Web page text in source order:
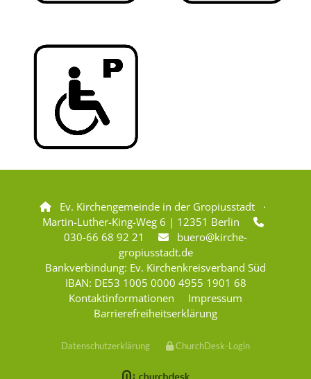

Ev. Kirchengemeinde in der Gropiusstadt ·
Martin-Luther-King-Weg 6 | 12351 Berlin

030-66 68 92 21 
buero@kirche-
gropiusstadt.de
Bankverbindung: Ev. Kirchenkreisverband Süd
IBAN: DE53 1005 0000 4955 1901 68
Kontaktinformationen
Impressum
Barrierefreiheitserklärung
Datenschutzerklärung ChurchDesk-Login